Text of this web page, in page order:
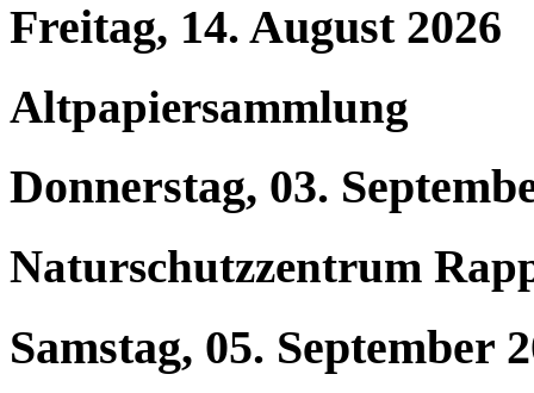
Freitag, 14. August 2026
Altpapiersammlung
Donnerstag, 03.
Naturschutzzentrum
Samstag, 05. September